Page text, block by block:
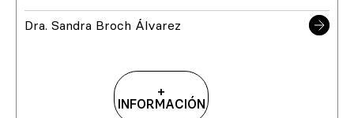
Dra. Sandra Broch Álvarez
+
INFORMACIÓN